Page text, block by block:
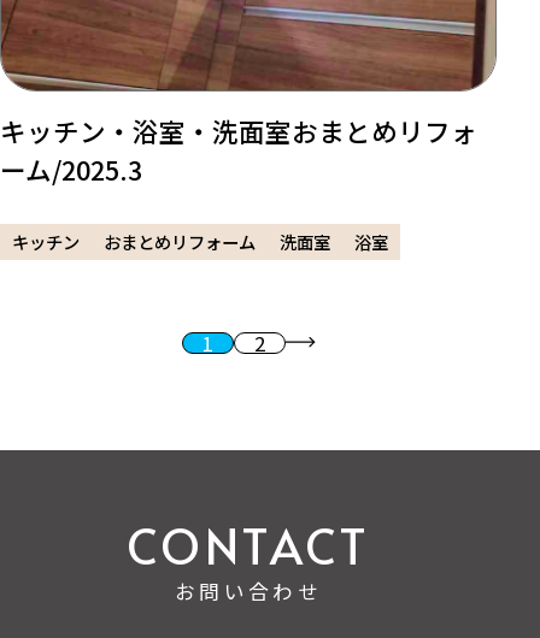
キッチン・浴室・洗面室おまとめリフォ
ーム/2025.3
キッチン おまとめリフォーム 洗面室 浴室
1 2 次へ
お問い合わせ